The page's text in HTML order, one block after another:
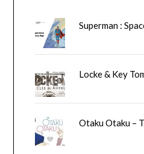
Superman :
Locke & Key
Otaku Otaku –